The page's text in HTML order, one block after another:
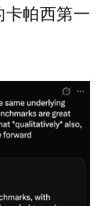
帕西第一